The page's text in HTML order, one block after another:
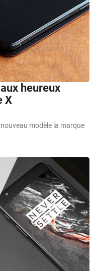
heureux
X
modèle la marque